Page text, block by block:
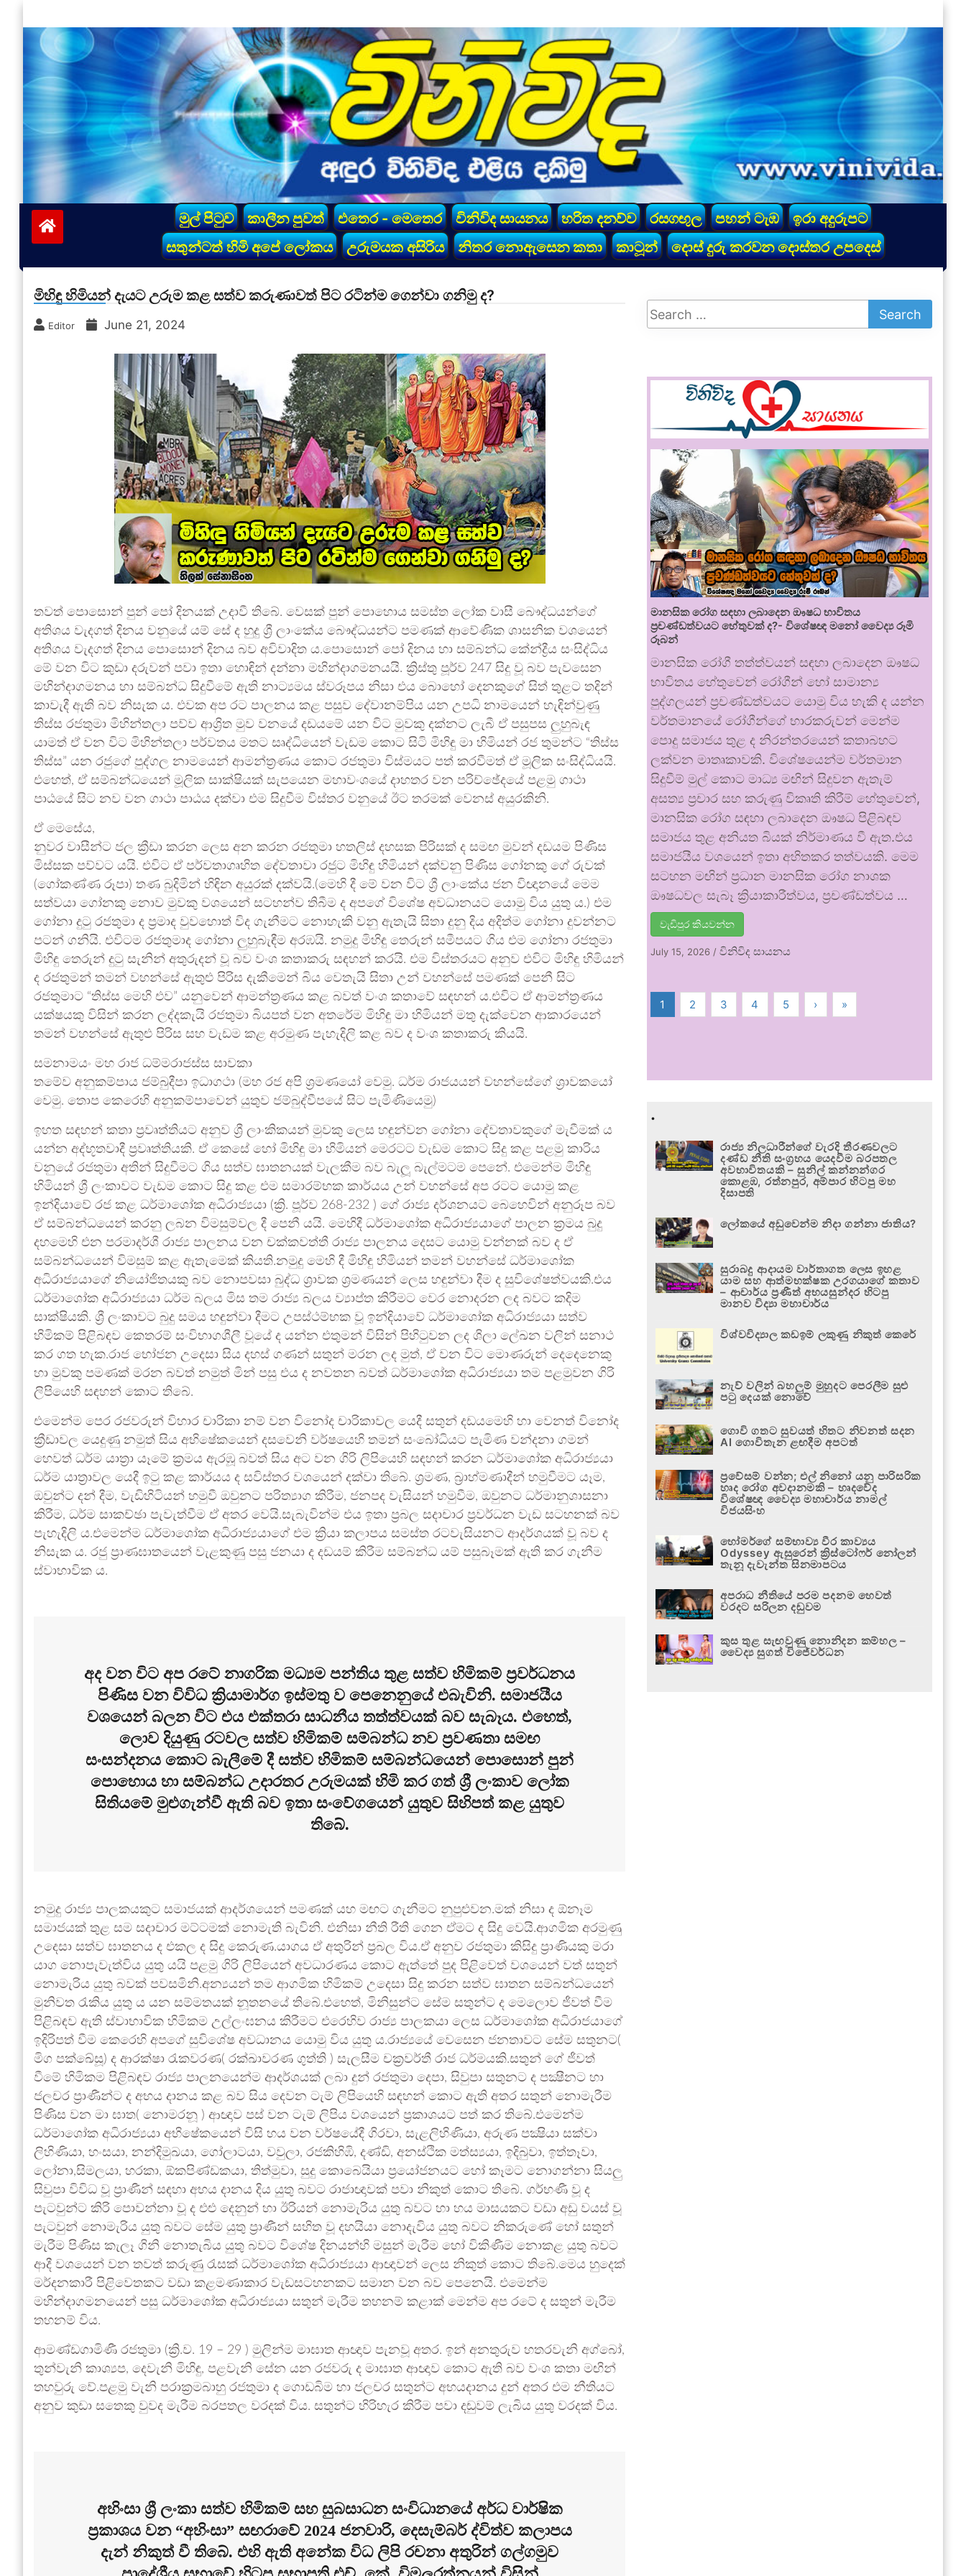
to
content
vinivida.lk
මුල් පිටුව කාලීන පුවත් එතෙර - මෙතෙර විනිවිද සායනය හරිත දනව්ව රසගඟුල පහන් ටැඹ
ඉරා අදුරුපට
සතුන්ටත් හිමි අපේ ලෝකය
උරුමයක අසිරිය නිතර නොඇසෙන කතා කාටූන් දොස් දුරු කරවන දොස්තර උපදෙස්
මිහිඳු හිමියන් දැයට උරුම කළ සත්ව කරුණාවත් පිට රටින්ම ගෙන්වා ගනිමු ද?
Editor June 21, 2024
තවත් පොසොන් පුන් පෝ දිනයක් උදාවී තිබේ. වෙසක් පුන් පොහොය සමස්ත ලෝක වාසී බෞද්ධයන්ගේ
අතිශය වැදගත් දිනය වනුයේ යම් සේ ද හුදු ශ්‍රී ලාංකේය බෞද්ධයන්ට පමණක් ආවේණික ශාසනික වශයෙන්
අතිශය වැදගත් දිනය පොසොන් දිනය බව අවිවාදිත ය.පොසොන් පෝ දිනය හා සම්බන්ධ කේන්ද්‍රීය සංසිද්ධිය
මේ වන විට කුඩා දරුවන් පවා ඉතා හොඳින් දන්නා මහින්දාගමනයයි. ක්‍රිස්තු පූර්ව 247 සිදු වූ බව පැවසෙන
මහින්දාගමනය හා සම්බන්ධ සිදුවීමේ ඇති නාට්‍යමය ස්වරූපය නිසා එය බොහෝ දෙනකුගේ සිත් තුළට තදින්
කාවැදී ඇති බව නිසැක ය. එවක අප රට පාලනය කළ පසුව දේවානම්පිය යන උපධි නාමයෙන් හැඳින්වුණු
තිස්ස රජතුමා මිහින්තලා පව්ව ආශ්‍රිත මුව වනයේ දඩයමේ යන විට මුවකු දක්නට ලැබී ඒ පසුපස ලුහුබැඳ
යාමත් ඒ වන විට මිහින්තලා පර්වතය මතට සෘද්ධියෙන් වැඩම කොට සිටි මිහිඳු මා හිමියන් රජ තුමන්ට “තිස්ස
තිස්ස” යන රජුගේ පුද්ගල නාමයෙන් ආමන්ත්‍රණය කොට රජතුමා විස්මයට පත් කරවීමත් ඒ මූලික සංසිද්ධියයි.
එහෙත්, ඒ සම්බන්ධයෙන් මූලික සාක්ෂියක් සැපයෙන මහාවංශයේ දාහතර වන පරිච්ඡේදයේ පළමු ගාථා
පාඨයේ සිට නව වන ගාථා පාඨය දක්වා එම සිදුවීම විස්තර වනුයේ ඊට තරමක් වෙනස් අයුරකිනි.
ඒ මෙසේය,
නුවර වාසීන්ට ජල ක්‍රීඩා කරන ලෙස අන කරන රජතුමා හතලිස් දහසක පිරිසක් ද සමඟ මුවන් දඩයම පිණිස
මිස්සක පව්වට යයි. එවිට ඒ පර්වතාගෘහිත දේවතාවා රජුට මිහිඳු හිමියන් දක්වනු පිණිස ගෝනකු ගේ රුවක්
(ගෝකණ්ණ රූපා) තණ බුදිමින් හිඳින අයුරක් දක්වයි.(මෙහි දී මේ වන විට ශ්‍රී ලාංකේය ජන විඥානයේ මෙම
සත්වයා ගෝනකු නොව මුවකු වශයෙන් සටහන්ව තිබීම ද අපගේ විශේෂ අවධානයට යොමු විය යුතු ය.) එම
ගෝනා දුටු රජතුමා ද ප්‍රමාද වුවහොත් විද ගැනීමට නොහැකි වනු ඇතැයි සිතා දුනු දිය අදිත්ම ගෝනා දුවන්නට
පටන් ගනියි. එවිටම රජතුමාද ගෝනා ලුහුබැඳීම අරඹයි. නමුදු මිහිඳු තෙරුන් සමීපයට ගිය එම ගෝනා රජතුමා
මිහිඳු තෙරුන් දුටු සැනින් අතුරුදන් වූ බව වංශ කතාකරු සඳහන් කරයි. එම විස්තරයට අනුව එවිට මිහිඳු හිමියන්
ද රජතුමන් තමන් වහන්සේ ඇතුළු පිරිස දැකීමෙන් බිය වෙතැයි සිතා උන් වහන්සේ පමණක් පෙනී සිට
රජතුමාට “තිස්ස මෙහි එව” යනුවෙන් ආමන්ත්‍රණය කළ බවත් වංශ කතාවේ සඳහන් ය.එවිට ඒ ආමන්ත්‍රණය
යක්ෂයකු විසින් කරන ලද්දකැයි රජතුමා බියපත් වන අතරේම මිහිඳු මා හිමියන් මතු දැක්වෙන ආකාරයෙන්
තමන් වහන්සේ ඇතුළු පිරිස සහ වැඩම කළ අරමුණ පැහැදිලි කළ බව ද වංශ කතාකරු කියයි.
සමනාමයං මහ රාජ ධම්මරාජස්ස සාවකා
තමේව අනුකම්පාය ජම්බුදීපා ඉධාගථා (මහ රජ අපි ශ්‍රමණයෝ වෙමු. ධර්ම රාජයයන් වහන්සේගේ ශ්‍රාවකයෝ
වෙමු. තොප කෙරෙහි අනුකම්පාවෙන් යුතුව ජම්බුද්වීපයේ සිට පැමිණියෙමු)
ඉහත සඳහන් කතා ප්‍රවෘත්තියට අනුව ශ්‍රී ලාංකිකයන් මුවකු ලෙස හඳුන්වන ගෝනා දේවතාවකුගේ මැවීමක් ය
යන්න අද්භූතවාදී ප්‍රවෘත්තියකි. ඒ කෙසේ හෝ මිහිඳු මා හිමියන් මෙරටට වැඩම කොට සිදු කළ පළමු කාරිය
වනුයේ රජතුමා අතින් සිදුවීමට ගිය සත්ව ඝාතනයක් වැලකීම බව බැලූ බැල්මටම පෙනේ. එමෙන්ම මිහිඳු
හිමියන් ශ්‍රී ලංකාවට වැඩම කොට සිදු කළ එම සමාරම්භක කාර්යය උන් වහන්සේ අප රටට යොමු කළ
ඉන්දියාවේ රජ කළ ධර්මාශෝක අධිරාජ්‍යයා (ක්‍රි. පූර්ව 268-232 ) ගේ රාජ්‍ය දර්ශනයට බෙහෙවින් අනුරූප බව
ඒ සම්බන්ධයෙන් කරනු ලබන විමසුම්වල දී පෙනී යයි. මෙහිදී ධර්මාශෝක අධිරාජ්‍යයාගේ පාලන ක්‍රමය බුදු
දහමෙහි එන පරමාදර්ශී රාජ්‍ය පාලනය වන චක්කවත්තී රාජ්‍ය පාලනය දෙසට යොමු වන්නක් බව ද ඒ
සම්බන්ධයෙන් විමසුම් කළ ඇතැමෙක් කියති.නමුදු මෙහි දී මිහිඳු හිමියන් තමන් වහන්සේ ධර්මාශෝක
අධිරාජ්‍යයාගේ නියෝජිතයකු බව නොපවසා බුද්ධ ශ්‍රාවක ශ්‍රමණයන් ලෙස හඳුන්වා දීම ද සුවිශේෂත්වයකි.එය
ධර්මාශෝක අධිරාජ්‍යයා ධර්ම බලය මිස තම රාජ්‍ය බලය ව්‍යාප්ත කිරීමට වෙර නොදරන ලද බවට කදිම
සාක්ෂියකි. ශ්‍රී ලංකාවට බුදු සමය හඳුන්වා දීමට උපස්ථම්භක වූ ඉන්දියාවේ ධර්මාශෝක අධිරාජ්‍යයා සත්ව
හිමිකම් පිළිබඳව කෙතරම් සංවිභාගශීලී වූයේ ද යන්න එතුමන් විසින් පිහිටුවන ලද ශිලා ලේඛන වලින් සනාථ
කර ගත හැක.රාජ භෝජන උදෙසා සිය දහස් ගණන් සතුන් මරන ලද මුත්, ඒ වන විට මොණරුන් දෙදෙනෙකු
හා මුවකු පමණක් මරන බවත් නමුත් මින් පසු එය ද නවතන බවත් ධර්මාශෝක අධිරාජ්‍යයා තම පළමුවන ගිරි
ලිපියෙහි සඳහන් කොට තිබේ.
එමෙන්ම පෙර රජවරුන් විහාර චාරිකා නම් වන විනෝද චාරිකාවල යෙදී සතුන් දඩයමෙහි හා වෙනත් විනෝද
ක්‍රීඩාවල යෙදුණු නමුත් සිය අභිෂේකයෙන් දසවෙනි වර්ෂයෙහි තමන් සංබෝධියට පැමිණ වන්දනා ගමන්
හෙවත් ධර්ම යාත්‍රා යෑමේ ක්‍රමය ඇරඹූ බවත් සිය අට වන ගිරි ලිපියෙහි සඳහන් කරන ධර්මාශෝක අධිරාජ්‍යයා
ධර්ම යාත්‍රාවල යෙදී ඉටු කළ කාර්යය ද සවිස්තර වශයෙන් දක්වා තිබේ. ශ්‍රමණ, බ්‍රාහ්මණාදීන් හමුවීමට යෑම,
ඔවුන්ට දන් දීම, වැඩිහිටියන් හමුවී ඔවුනට පරිත්‍යාග කිරීම, ජනපද වැසියන් හමුවීම, ඔවුනට ධර්මානුශාසනා
කිරීම, ධර්ම සාකච්ඡා පැවැත්වීම ඒ අතර වෙයි.සැබැවින්ම එය ඉතා ප්‍රබල සදාචාර ප්‍රවර්ධන වැඩ සටහනක් බව
පැහැදිලි ය.එමෙන්ම ධර්මාශෝක අධිරාජ්‍යයාගේ එම ක්‍රියා කලාපය සමස්ත රටවැසියනට ආදර්ශයක් වූ බව ද
නිසැක ය. රජු ප්‍රාණඝාතයෙන් වැළකුණු පසු ජනයා ද දඩයම් කිරීම සම්බන්ධ යම් පසුබෑමක් ඇති කර ගැනීම
ස්වාභාවික ය.
අද වන විට අප රටේ නාගරික මධ්‍යම පන්තිය තුළ සත්ව හිමිකම් ප්‍රවර්ධනය
පිණිස වන විවිධ ක්‍රියාමාර්ග ඉස්මතු ව පෙනෙනුයේ එබැවිනි. සමාජයීය
වශයෙන් බලන විට එය එක්තරා සාධනීය තත්ත්වයක් බව සැබෑය. එහෙත්,
ලොව දියුණු රටවල සත්ව හිමිකම් සම්බන්ධ නව ප්‍රවණතා සමඟ
සංසන්දනය කොට බැලීමේ දී සත්ව හිමිකම් සම්බන්ධයෙන් පොසොන් පුන්
පොහොය හා සම්බන්ධ උදාරතර උරුමයක් හිමි කර ගත් ශ්‍රී ලංකාව ලෝක
සිතියමේ මුළුගැන්වී ඇති බව ඉතා සංවේගයෙන් යුතුව සිහිපත් කළ යුතුව
තිබේ.
නමුදු රාජ්‍ය පාලකයකුට සමාජයක් ආදර්ශයෙන් පමණක් යහ මඟට ගැනීමට නුපුළුවන.මක් නිසා ද ඕනෑම
සමාජයක් තුළ සම සදාචාර මට්ටමක් නොමැති බැවිනි. එනිසා නීති රීති ගෙන ඒමට ද සිදු වෙයි.ආගමික අරමුණු
උදෙසා සත්ව ඝාතනය ද එකල ද සිදු කෙරුණ.යාගය ඒ අතුරින් ප්‍රබල විය.ඒ අනුව රජතුමා කිසිදු ප්‍රාණියකු මරා
යාග නොපැවැත්විය යුතු යයි පළමු ගිරි ලිපියෙන් අවධාරණය කොට ඇත්තේ පුද පිළිවෙත් වශයෙන් වත් සතුන්
නොමැරිය යුතු බවක් පවසමිනි.අන්‍යයන් තම ආගමික හිමිකම් උදෙසා සිදු කරන සත්ව ඝාතන සම්බන්ධයෙන්
මුනිවත රැකිය යුතු ය යන සම්මතයක් නූතනයේ තිබේ.එහෙත්, මිනිසුන්ට සේම සතුන්ට ද මෙලොව ජීවත් වීම
පිළිබඳව ඇති ස්වාභාවික හිමිකම උල්ලංඝනය කිරීමට එරෙහිව රාජ්‍ය පාලකයා ලෙස ධර්මාශෝක අධිරාජයාගේ
ඉදිරිපත් වීම කෙරෙහි අපගේ සුවිශේෂ අවධානය යොමු විය යුතු ය.රාජ්‍යයේ වෙසෙන ජනතාවට සේම සතුනට(
මිග පක්ඛේසූ) ද ආරක්ෂා රැකවරණ( රක්ඛාවරණ ගුත්ති ) සැලසීම චක්‍රවර්තී රාජ ධර්මයකි.සතුන් ගේ ජීවත්
වීමේ හිමිකම පිළිබඳව රාජ්‍ය පාලනයෙන්ම ආදර්ශයක් ලබා දුන් රජතුමා දෙපා, සිවුපා සතුනට ද පක්‍ෂීනට හා
ජලචර ප්‍රාණීන්ට ද අභය දානය කළ බව සිය දෙවන ටැම් ලිපියෙහි සඳහන් කොට ඇති අතර සතුන් නොමැරීම
පිණිස වන මා ඝාත( නොමරනූ ) ආඥාව පස් වන ටැම් ලිපිය වශයෙන් ප්‍රකාශයට පත් කර තිබේ.එමෙන්ම
ධර්මාශෝක අධිරාජ්‍යයා අභිෂේකයෙන් විසි හය වන වර්ෂයේදී ගිරවා, සැළලිහිණියා, අරුණ පක්‍ෂියා සක්වා
ලිහිණියා, හංසයා, නන්දිමුඛයා, ගෝලාටයා, වවුලා, රජකිහිඹි, දණ්ඩි, අනස්ථික මත්ස්‍යයා, ඉදිබුවා, ඉත්තෑවා,
ලෝනා,සිමලයා, හරකා, ඕකපිණ්ඩකයා, තිත්මුවා, සුදු කොබෙයියා ප්‍රයෝජනයට හෝ කෑමට නොගන්නා සියලු
සිවුපා විවිධ වූ ප්‍රාණීන් සඳහා අභය දානය දිය යුතු බවට රාජාඥාවක් පවා නිකුත් කොට තිබේ. ගර්භණී වූ ද
පැටවුන්ට කිරි පොවන්නා වූ ද එළු දෙනුන් හා ඊරියන් නොමැරිය යුතු බවට හා හය මාසයකට වඩා අඩු වයස් වූ
පැටවුන් නොමැරිය යුතු බවට සේම යුතු ප්‍රාණීන් සහිත වූ දහයියා නොදැවිය යුතු බවට නිකරුණේ හෝ සතුන්
මැරීම පිණිස කැලෑ ගිනි නොතැබිය යුතු බවට විශේෂ දිනයන්හි මසුන් මැරීම හෝ විකිණීම නොකළ යුතු බවට
ආදී වශයෙන් වන තවත් කරුණු රැසක් ධර්මාශෝක අධිරාජ්‍යයා ආඥාවන් ලෙස නිකුත් කොට තිබේ.මෙය හුදෙක්
මර්දනකාරී පිළිවෙතකට වඩා කළමණාකාර වැඩසටහනකට සමාන වන බව පෙනෙයි. එමෙන්ම
මහින්දාගමනයෙන් පසු ධර්මාශෝක අධිරාජ්‍යයා සතුන් මැරීම තහනම් කළාක් මෙන්ම අප රටේ ද සතුන් මැරීම
තහනම් විය.
ආමණ්ඩගාමිණී රජතුමා (ක්‍රි.ව. 19 – 29 ) මුලින්ම මාඝාත ආඥාව පැනවූ අතර. ඉන් අනතුරුව හතරවැනි අග්බෝ,
තුන්වැනි කාශ්‍යප, දෙවැනි මිහිඳු, පළවැනි සේන යන රජවරු ද මාඝාත ආඥාව කොට ඇති බව වංශ කතා මඟින්
තහවුරු වේ.පළමු වැනි පරාක්‍රමබාහු රජතුමා ද ගොඩබිම හා ජලචර සතුන්ට අභයදානය දුන් අතර එම නීතියට
අනුව කුඩා සතෙකු වුවද මැරීම බරපතල වරදක් විය. සතුන්ට හිරිහැර කිරීම පවා දඬුවම් ලැබිය යුතු වරදක් විය.
අහිංසා ශ්‍රී ලංකා සත්ව හිමිකම් සහ සුබසාධන සංවිධානයේ අර්ධ වාර්ෂික
ප්‍රකාශය වන “අහිංසා” සඟරාවේ 2024 ජනවාරි, දෙසැම්බර් ද්විත්ව කලාපය
දැන් නිකුත් වී තිබේ. එහි ඇති අනේක විධ ලිපි රචනා අතුරින් ගල්ගමුව
මානසික රෝග සඳහා ලබාදෙන ඖෂධ භාවිතය
ප්‍රචණ්ඩත්වයට හේතුවක් ද?- විශේෂඥ මනෝ වෛද්‍ය රූමි
රූබන්
මානසික රෝගී තත්ත්වයන් සඳහා ලබාදෙන ඖෂධ
භාවිතය හේතුවෙන් රෝගීන් හෝ සාමාන්‍ය
පුද්ගලයන් ප්‍රචණ්ඩත්වයට යොමු විය හැකි ද යන්න
වර්තමානයේ රෝගීන්ගේ භාරකරුවන් මෙන්ම
පොදු සමාජය තුළ ද නිරන්තරයෙන් කතාබහට
ලක්වන මාතෘකාවකි. විශේෂයෙන්ම වර්තමාන
සිදුවීම් මුල් කොට මාධ්‍ය මඟින් සිදුවන ඇතැම්
අසත්‍ය ප්‍රචාර සහ කරුණු විකෘති කිරීම් හේතුවෙන්,
මානසික රෝග සඳහා ලබාදෙන ඖෂධ පිළිබඳව
සමාජය තුළ අනියත බියක් නිර්මාණය වී ඇත.එය
සමාජයීය වශයෙන් ඉතා අහිතකර තත්වයකි. මෙම
සටහන මඟින් ප්‍රධාන මානසික රෝග නාශක
ඖෂධවල සැබෑ ක්‍රියාකාරීත්වය, ප්‍රචණ්ඩත්වය …
වැඩිපුර කියවන්න
July 15, 2026 /විනිවිද සායනය
1 2 3 4 5 › »
.
රාජ්‍ය නිලධාරීන්ගේ වැරදි තීරණවලට
දණ්ඩ නීති සංග්‍රහය යෙදවීම බරපතල
අවභාවිතයකි – සුනිල් කන්නන්ගර
කොළඹ, රත්නපුර, අම්පාර හිටපු මහ
දිසාපති
ලෝකයේ අඩුවෙන්ම නිදා ගන්නා ජාතිය?
සුරාබදු ආදායම වාර්තාගත ලෙස ඉහළ
යාම සහ ආත්මභක්ෂක උරගයාගේ කතාව
– ආචාර්ය ප්‍රණීත් අභයසුන්දර හිටපු
මානව විද්‍යා මහාචාර්ය
විශ්වවිද්‍යාල කඩඉම් ලකුණු නිකුත් කෙරේ
නැව් වලින් බහලුම් මුහුදට පෙරලීම සුළු
පටු දෙයක් නොවේ
ගොවි ගතට සුවයත් හිතට නිවනත් සදන
AI ගොවිතැන ළඟදීම අපටත්
ප්‍රවේසම් වන්න; එල් නිනෝ යනු පාරිසරික
හෘද රෝග අවදානමකි – හෘදවේද
විශේෂඥ වෛද්‍ය මහාචාර්ය නාමල්
විජයසිංහ
හෝමර්ගේ සම්භාව්‍ය වීර කාව්‍යය
Odyssey ඇසුරෙන් ක්‍රිස්ටෝෆර් නෝලන්
තැනූ දැවැන්ත සිනමාපටය
අපරාධ නීතියේ පරම පදනම හෙවත්
වරදට සරිලන දඬුවම
කුස තුළ සැඟවුණු නොනිදන කම්හල –
වෛද්‍ය සුගත් විජේවර්ධන